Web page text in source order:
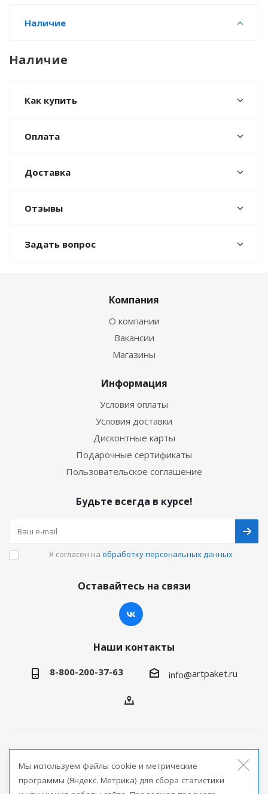
Наличие
Наличие
Как купить
Оплата
Доставка
Отзывы
Задать вопрос
Компания
О компании
Вакансии
Магазины
Информация
Условия оплаты
Условия доставки
Дисконтные карты
Подарочные сертификаты
Пользовательское соглашение
Будьте всегда в курсе!
Я согласен на обработку персональных данных
Оставайтесь на связи
Наши контакты
8-800-200-37-63 info@artpaket.ru
продукции
Мы используем файлы cookie и метрические
программы (Яндекс. Метрика) для сбора статистики